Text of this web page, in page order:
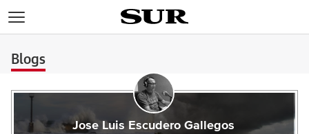
Blogs
Jose Luis Escudero Gallegos